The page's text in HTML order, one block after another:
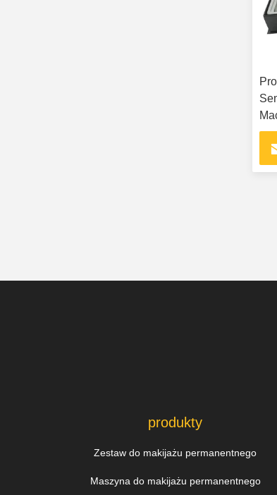
produkty
Zestaw do makijażu permanentnego
Maszyna do makijażu permanentnego